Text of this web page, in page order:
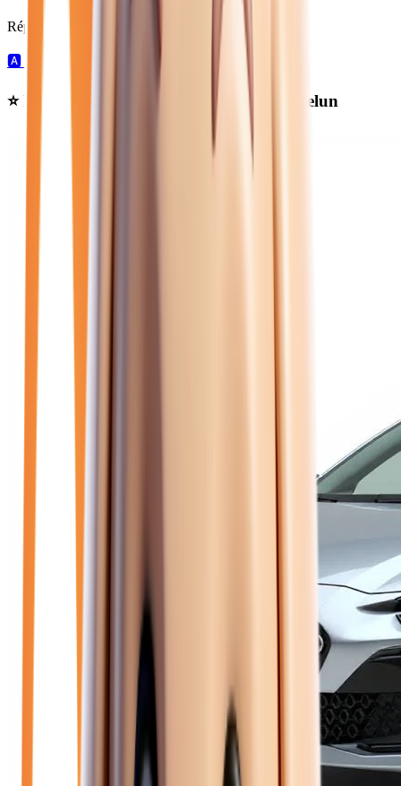
Répartition par boîte de vitesses :
🅰️ automatique → manuelle →
⭐ Nos meilleures offres renault près de Melun